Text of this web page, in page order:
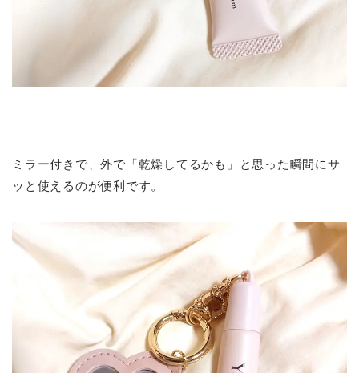
ミラー付きで、外で「乾燥してるかも」と思った瞬間にサ
ッと使えるのが便利です。